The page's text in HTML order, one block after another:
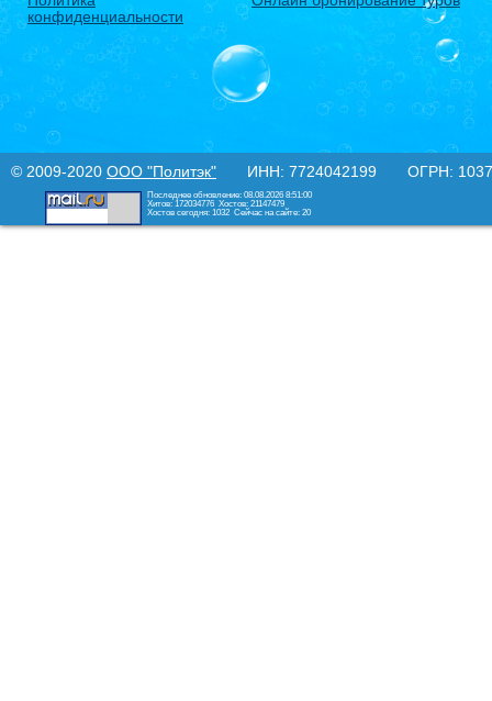
конфиденциальности
© 2009-2020 ООО "Политэк" ИНН: 7724042199 ОГРН:
Последнее обновление: 08.08.2026 8:51:00
Хитов: 172034776 Хостов: 21147479
Хостов сегодня: 1032 Сейчас на сайте: 20